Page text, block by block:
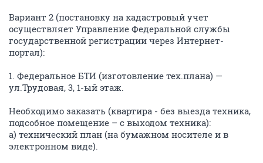
Вариант 2 (постановку на кадастровый учет
осуществляет Управление Федеральной службы
государственной регистрации через Интернет-
портал):
1. Федеральное БТИ (изготовление тех.плана) —
ул.Трудовая, 3, 1-ый этаж.
Необходимо заказать (квартира - без выезда техника,
подсобное помещение – с выходом техника):
а) технический план (на бумажном носителе и в
электронном виде).